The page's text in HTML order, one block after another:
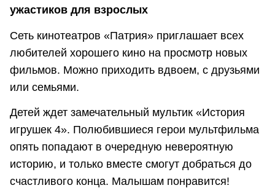
ужастиков для взрослых
Сеть кинотеатров «Патрия» приглашает всех
любителей хорошего кино на просмотр новых
фильмов. Можно приходить вдвоем, с друзьями
или семьями.
Детей ждет замечательный мультик «История
игрушек 4». Полюбившиеся герои мультфильма
опять попадают в очередную невероятную
историю, и только вместе смогут добраться до
счастливого конца. Малышам понравится!